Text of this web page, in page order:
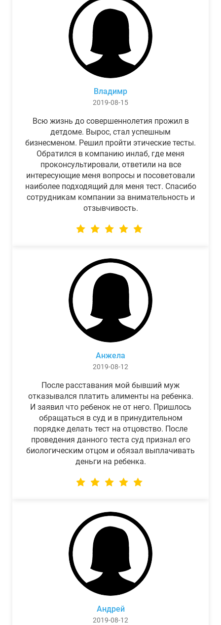
Владимр
2019-08-15
Всю жизнь до совершеннолетия прожил в
детдоме. Вырос, стал успешным
бизнесменом. Решил пройти этические тесты.
Обратился в компанию инлаб, где меня
проконсультировали, ответили на все
интересующие меня вопросы и посоветовали
наиболее подходящий для меня тест. Спасибо
сотрудникам компании за внимательность и
отзывчивость.
Анжела
2019-08-12
После расставания мой бывший муж
отказывался платить алименты на ребенка.
И заявил что ребенок не от него. Пришлось
обращаться в суд и в принудительном
порядке делать тест на отцовство. После
проведения данного теста суд признал его
биологическим отцом и обязал выплачивать
деньги на ребенка.
Андрей
2019-08-12